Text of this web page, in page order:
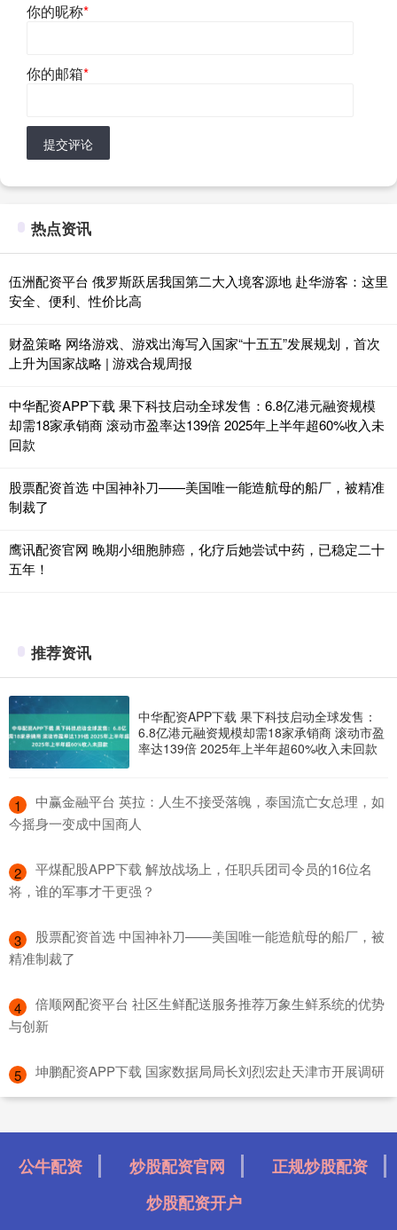
你的昵称*
你的邮箱*
提交评论
热点资讯
伍洲配资平台 俄罗斯跃居我国第二大入境客源地 赴华游客：这里
安全、便利、性价比高
财盈策略 网络游戏、游戏出海写入国家“十五五”发展规划，首次
上升为国家战略 | 游戏合规周报
中华配资APP下载 果下科技启动全球发售：6.8亿港元融资规模
却需18家承销商 滚动市盈率达139倍 2025年上半年超60%收入未
回款
股票配资首选 中国神补刀——美国唯一能造航母的船厂，被精准
制裁了
鹰讯配资官网 晚期小细胞肺癌，化疗后她尝试中药，已稳定二十
五年！
推荐资讯
中华配资APP下载 果下科技启动全球发售：
6.8亿港元融资规模却需18家承销商 滚动市盈
率达139倍 2025年上半年超60%收入未回款
1
​中赢金融平台 英拉：人生不接受落魄，泰国流亡女总理，如
今摇身一变成中国商人
2
​平煤配股APP下载 解放战场上，任职兵团司令员的16位名
将，谁的军事才干更强？
3
​股票配资首选 中国神补刀——美国唯一能造航母的船厂，被
精准制裁了
4
​倍顺网配资平台 社区生鲜配送服务推荐万象生鲜系统的优势
与创新
5 ​坤鹏配资APP下载 国家数据局局长刘烈宏赴天津市开展调研
公牛配资 炒股配资官网
正规炒股配资
炒股配资开户